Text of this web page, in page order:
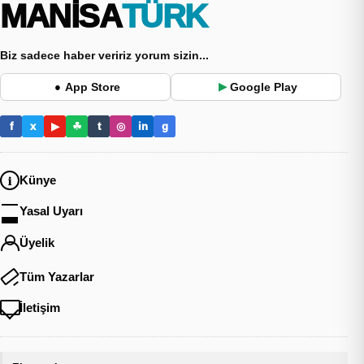
MANİSA TÜRK
Biz sadece haber veririz yorum sizin...
● App Store ▶ Google Play
f x ▶ ☘ t ◎ in g
Künye
Yasal Uyarı
Üyelik
Tüm Yazarlar
İletişim